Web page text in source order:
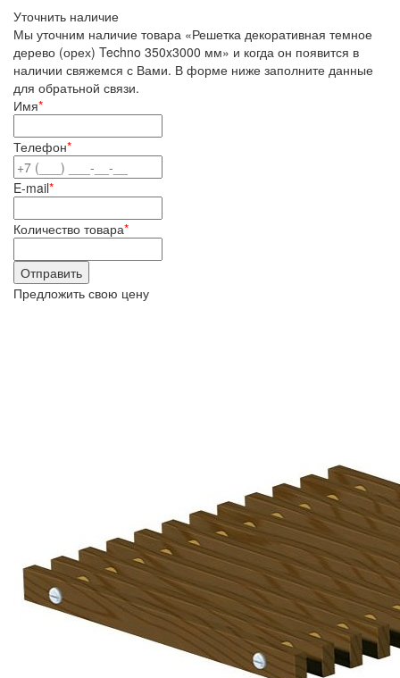
Уточнить наличие
Мы уточним наличие товара «Решетка декоративная темное
дерево (орех) Techno 350x3000 мм» и когда он появится в
наличии свяжемся с Вами. В форме ниже заполните данные
для обратьной связи.
Имя*
Телефон*
E-mail*
Количество товара*
Предложить свою цену